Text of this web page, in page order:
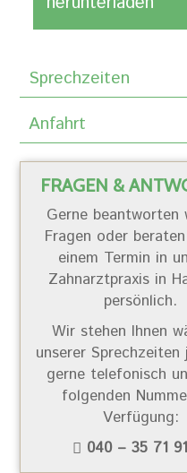
Sprechzeiten
Anfahrt
FRAGEN &
Gerne beantworten
Fragen oder
einem Termin in
Zahnarztpraxis in
persönlich.
Wir stehen Ihnen
unserer
gerne telefonisch
folgenden
Verfügung:
040 – 35 71